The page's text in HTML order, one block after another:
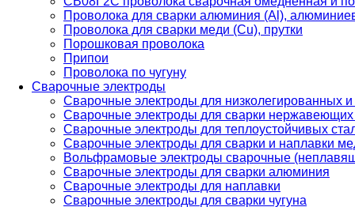
Проволока для сварки алюминия (Al),
Проволока для сварки меди (Cu), прутки
Порошковая проволока
Припои
Проволока по чугуну
Сварочные электроды
Сварочные электроды для низколегированных и
Сварочные электроды для сварки
Сварочные электроды для теплоустойчивых
Сварочные электроды для сварки и наплавки
Вольфрамовые электроды сварочные
Сварочные электроды для сварки алюминия
Сварочные электроды для наплавки
Сварочные электроды для сварки чугуна